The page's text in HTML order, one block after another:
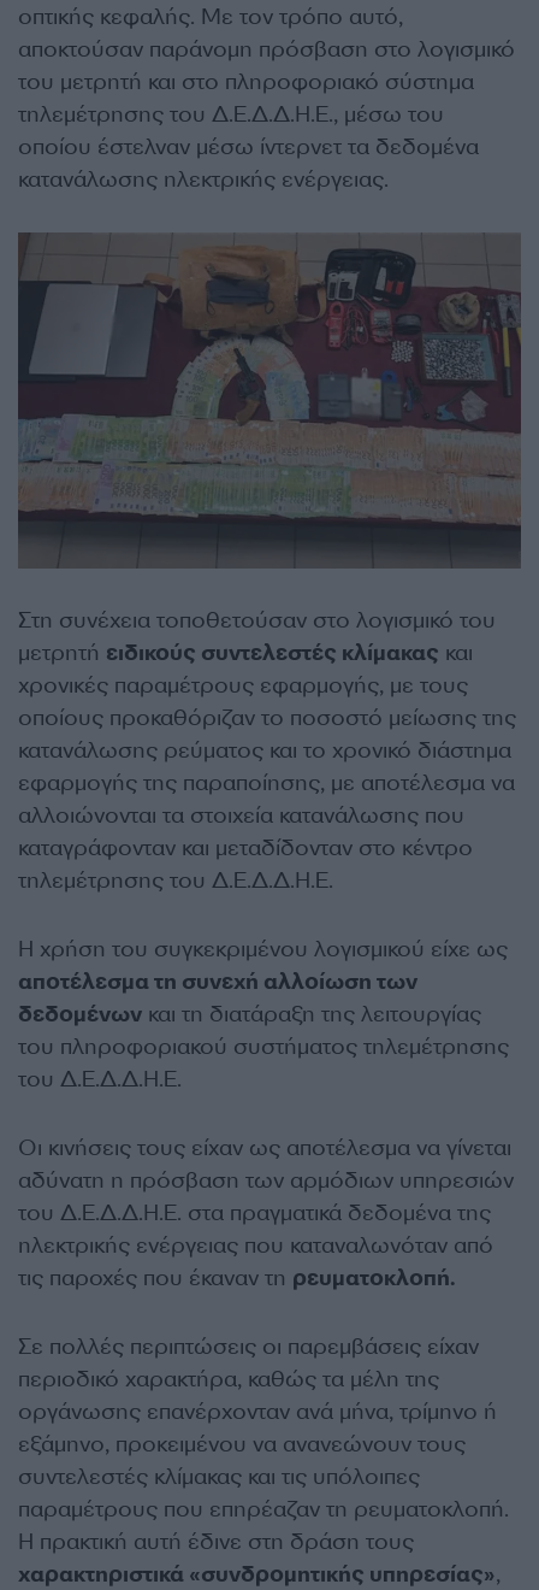
οπτικής κεφαλής. Με τον τρόπο αυτό,
αποκτούσαν παράνομη πρόσβαση στο λογισμικό
του μετρητή και στο πληροφοριακό σύστημα
τηλεμέτρησης του Δ.Ε.Δ.Δ.Η.Ε., μέσω του
οποίου έστελναν μέσω ίντερνετ τα δεδομένα
κατανάλωσης ηλεκτρικής ενέργειας.
Στη συνέχεια τοποθετούσαν στο λογισμικό του
μετρητή ειδικούς συντελεστές κλίμακας και
χρονικές παραμέτρους εφαρμογής, με τους
οποίους προκαθόριζαν το ποσοστό μείωσης της
κατανάλωσης ρεύματος και το χρονικό διάστημα
εφαρμογής της παραποίησης, με αποτέλεσμα να
αλλοιώνονται τα στοιχεία κατανάλωσης που
καταγράφονταν και μεταδίδονταν στο κέντρο
τηλεμέτρησης του Δ.Ε.Δ.Δ.Η.Ε.
Η χρήση του συγκεκριμένου λογισμικού είχε ως
αποτέλεσμα τη συνεχή αλλοίωση των
δεδομένων και τη διατάραξη της λειτουργίας
του πληροφοριακού συστήματος τηλεμέτρησης
του Δ.Ε.Δ.Δ.Η.Ε.
Οι κινήσεις τους είχαν ως αποτέλεσμα να γίνεται
αδύνατη η πρόσβαση των αρμόδιων υπηρεσιών
του Δ.Ε.Δ.Δ.Η.Ε. στα πραγματικά δεδομένα της
ηλεκτρικής ενέργειας που καταναλωνόταν από
τις παροχές που έκαναν τη ρευματοκλοπή.
Σε πολλές περιπτώσεις οι παρεμβάσεις είχαν
περιοδικό χαρακτήρα, καθώς τα μέλη της
οργάνωσης επανέρχονταν ανά μήνα, τρίμηνο ή
εξάμηνο, προκειμένου να ανανεώνουν τους
συντελεστές κλίμακας και τις υπόλοιπες
παραμέτρους που επηρέαζαν τη ρευματοκλοπή.
Η πρακτική αυτή έδινε στη δράση τους
χαρακτηριστικά «συνδρομητικής υπηρεσίας»,